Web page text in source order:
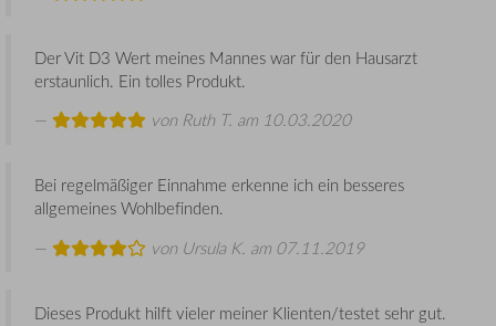
Der Vit D3 Wert meines Mannes war für den Hausarzt
erstaunlich. Ein tolles Produkt.
von Ruth T. am 10.03.2020
Bei regelmäßiger Einnahme erkenne ich ein besseres
allgemeines Wohlbefinden.
von Ursula K. am 07.11.2019
Dieses Produkt hilft vieler meiner Klienten/testet sehr gut.